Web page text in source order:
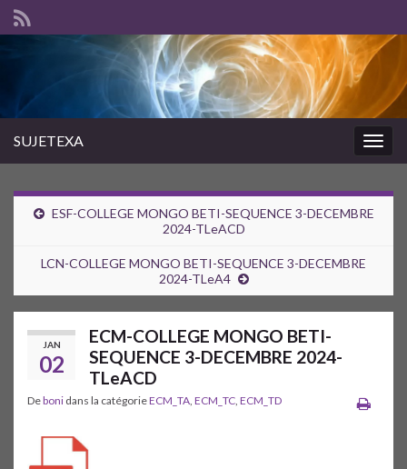
SUJETEXA
ESF-COLLEGE MONGO BETI-SEQUENCE 3-DECEMBRE
2024-TLeACD
LCN-COLLEGE MONGO BETI-SEQUENCE 3-DECEMBRE
2024-TLeA4
JAN
02
ECM-COLLEGE MONGO BETI-
SEQUENCE 3-DECEMBRE 2024-
TLeACD
Deboni dans la catégorieECM_TA, ECM_TC, ECM_TD